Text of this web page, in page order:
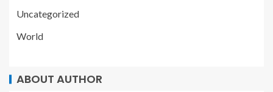
Uncategorized
World
ABOUT AUTHOR